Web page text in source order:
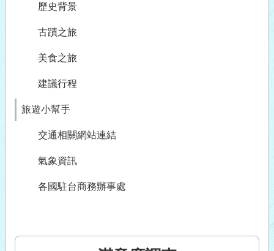
歷史背景
古蹟之旅
美食之旅
建議行程
旅遊小幫手
交通相關網站連結
氣象資訊
各國駐台商務辦事處